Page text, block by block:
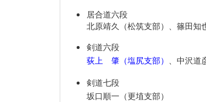
居合道六段
北原靖久（松筑支部）、篠田知
剣道六段
荻上 肇（塩尻支部） 、中沢道
剣道七段
坂口順一